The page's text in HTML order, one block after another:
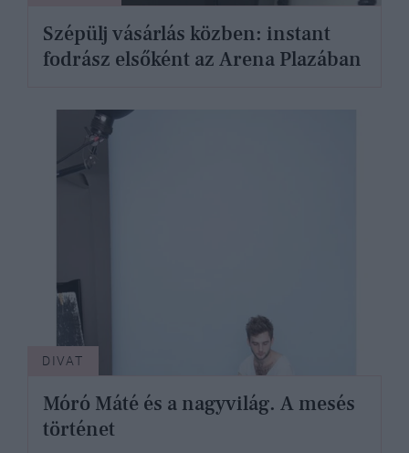
Szépülj vásárlás közben: instant
fodrász elsőként az Arena Plazában
DIVAT
Móró Máté és a nagyvilág. A mesés
történet